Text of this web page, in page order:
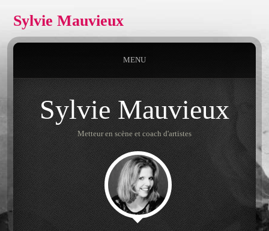
Sylvie Mauvieux
MENU
Sylvie Mauvieux
Metteur en scène et coach d'artistes